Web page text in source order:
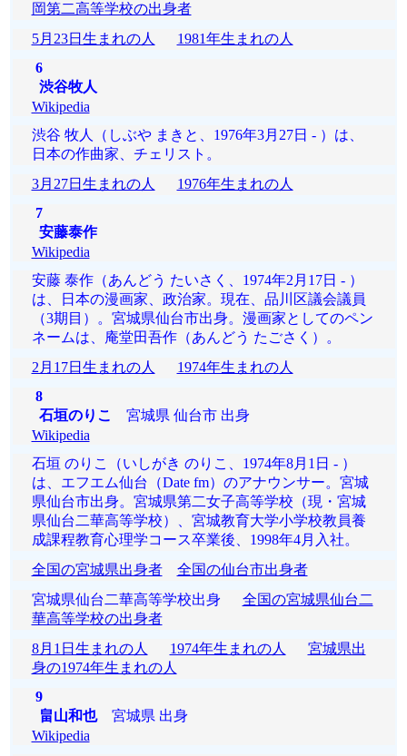
岡第二高等学校の出身者
5月23日生まれの人
1981年生まれの人
6
渋谷牧人
Wikipedia
渋谷 牧人（しぶや まきと、1976年3月27日 - ）は、
日本の作曲家、チェリスト。
3月27日生まれの人
1976年生まれの人
7
安藤泰作
Wikipedia
安藤 泰作（あんどう たいさく、1974年2月17日 - ）
は、日本の漫画家、政治家。現在、品川区議会議員
（3期目）。宮城県仙台市出身。漫画家としてのペン
ネームは、庵堂田吾作（あんどう たごさく）。
2月17日生まれの人
1974年生まれの人
8
石垣のりこ
宮城県 仙台市 出身
Wikipedia
石垣 のりこ（いしがき のりこ、1974年8月1日 - ）
は、エフエム仙台（Date fm）のアナウンサー。宮城
県仙台市出身。宮城県第二女子高等学校（現・宮城
県仙台二華高等学校）、宮城教育大学小学校教員養
成課程教育心理学コース卒業後、1998年4月入社。
全国の宮城県出身者
全国の仙台市出身者
宮城県仙台二華高等学校出身 全国の宮城県仙台二
華高等学校の出身者
8月1日生まれの人
1974年生まれの人
宮城県出
身の1974年生まれの人
9
畠山和也宮城県 出身
Wikipedia